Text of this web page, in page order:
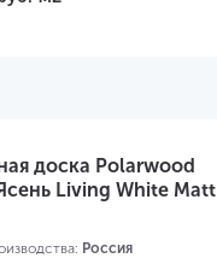
доска Polarwood
Living White Matt
Россия